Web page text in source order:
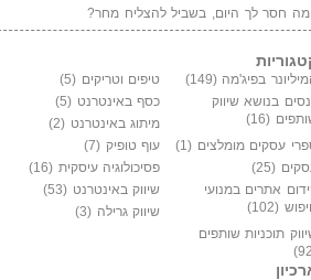
מה חסר לך היום, בשביל להצליח מחר?
בפיג'מה (149) טיפים וטריקים (5)
בנושא שיווק
(16)
כסף באינטרנט (5)
מיתוג באינטרנט (2)
עסקים מומלצים (1) עוף טופיק (7)
(25) פסיכולוגיה עיסקית (16)
אתרים במנועי
(102)
שיווק באינטרנט (53)
שיווק גרילה (3)
תוכניות שותפים